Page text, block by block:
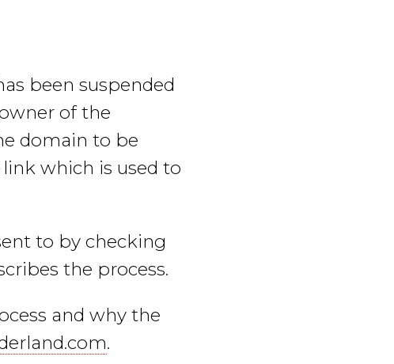
been suspended
of the
domain to be
which is used to
to by checking
the process.
and why the
.